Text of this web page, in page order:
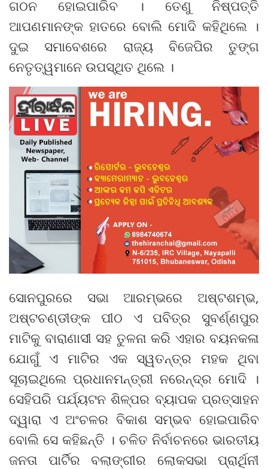
ଗଠନ ହୋଇପାରିବ । ତେଣୁ ନିଷ୍ପତ୍ତି
ଆପଣମାନଙ୍କ ହାତରେ ବୋଲି ମୋଦି କହିଥିଲେ ।
ଦୁଇ ସମାବେଶରେ ରାଜ୍ୟ ବିଜେପିର ତୁଙ୍ଗ
ନେତୃତ୍ୱମାନେ ଉପସ୍ଥିତ ଥିଲେ ।
ସୋନପୁରରେ ସଭା ଆରମ୍ଭରେ ଅଷ୍ଟଶମ୍ଭ,
ଅଷ୍ଟଚଣ୍ଡୀଙ୍କ ପୀଠ ଏ ପବିତ୍ର ସୁବର୍ଣ୍ଣପୁର
ମାଟିକୁ ବାରାଣାସୀ ସହ ତୁଳନା କରି ଏହାର ବୟନକଳା
ଯୋଗୁଁ ଏ ମାଟିର ଏକ ସ୍ୱତନ୍ତ୍ର ମହକ ଥିବା
ସୂଚାଇଥିଲେ ପ୍ରଧାନମନ୍ତ୍ରୀ ନରେନ୍ଦ୍ର ମୋଦି ।
ସେହିପରି ପର୍ଯ୍ୟଟନ ଶିଳ୍ପର ବ୍ୟାପକ ପ୍ରତ୍ସାହନ
ଦ୍ୱାରା ଏ ଅଂଚଳର ବିକାଶ ସମ୍ଭବ ହୋଇପାରିବ
ବୋଲି ସେ କହିଛନ୍ତି । ଚଳିତ ନିର୍ବାଚନରେ ଭାରତୀୟ
ଜନତା ପାର୍ଟିର ବଲାଙ୍ଗୀର ଲୋକସଭା ପ୍ରାର୍ଥିନୀ